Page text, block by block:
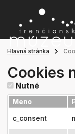
Hlavná stránka
Cookies
Nutné
Meno
c_consent